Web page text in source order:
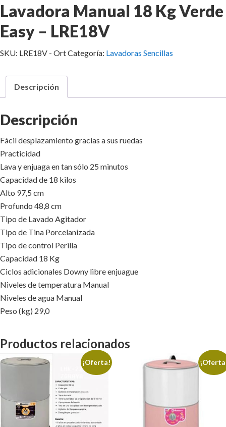
Lavadora Manual 18 Kg Verde
Easy – LRE18V
SKU: LRE18V - OrtCategoría: Lavadoras Sencillas
Descripción
Descripción
Fácil desplazamiento gracias a sus ruedas
Practicidad
Lava y enjuaga en tan sólo 25 minutos
Capacidad de 18 kilos
Alto 97,5 cm
Profundo 48,8 cm
Tipo de Lavado Agitador
Tipo de Tina Porcelanizada
Tipo de control Perilla
Capacidad 18 Kg
Ciclos adicionales Downy libre enjuague
Niveles de temperatura Manual
Niveles de agua Manual
Peso (kg) 29,0
Productos relacionados
¡Oferta!